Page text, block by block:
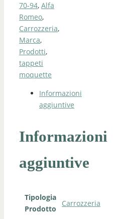
70-94, Alfa
Romeo,
Carrozzeria,
Marca,
Prodotti,
tappeti
moquette
Informazioni
aggiuntive
Informazioni
aggiuntive
Tipologia
Prodotto
Carrozzeria